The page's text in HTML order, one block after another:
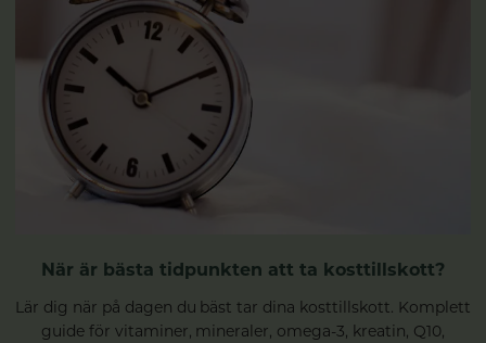
När är bästa tidpunkten att ta kosttillskott?
Lär dig när på dagen du bäst tar dina kosttillskott. Komplett
guide för vitaminer, mineraler, omega-3, kreatin, Q10,